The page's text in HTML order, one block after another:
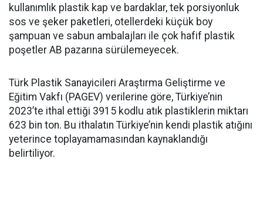
kullanımlık plastik kap ve bardaklar, tek porsiyonluk
sos ve şeker paketleri, otellerdeki küçük boy
şampuan ve sabun ambalajları ile çok hafif plastik
poşetler AB pazarına sürülemeyecek.
Türk Plastik Sanayicileri Araştırma Geliştirme ve
Eğitim Vakfı (PAGEV) verilerine göre, Türkiye’nin
2023’te ithal ettiği 3915 kodlu atık plastiklerin miktarı
623 bin ton. Bu ithalatın Türkiye’nin kendi plastik atığını
yeterince toplayamamasından kaynaklandığı
belirtiliyor.